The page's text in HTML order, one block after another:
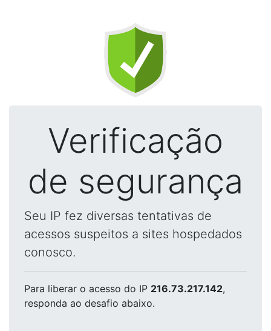
Verificação
de segurança
Seu IP fez diversas tentativas de
acessos suspeitos a sites hospedados
conosco.
Para liberar o acesso do IP 216.73.217.142,
responda ao desafio abaixo.